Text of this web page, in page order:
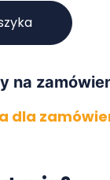
na
dla